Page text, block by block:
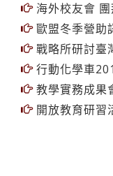
海外校友會 團
歐盟冬季營助
戰略所研討臺
行動化學車
教學實務成果
開放教育研習